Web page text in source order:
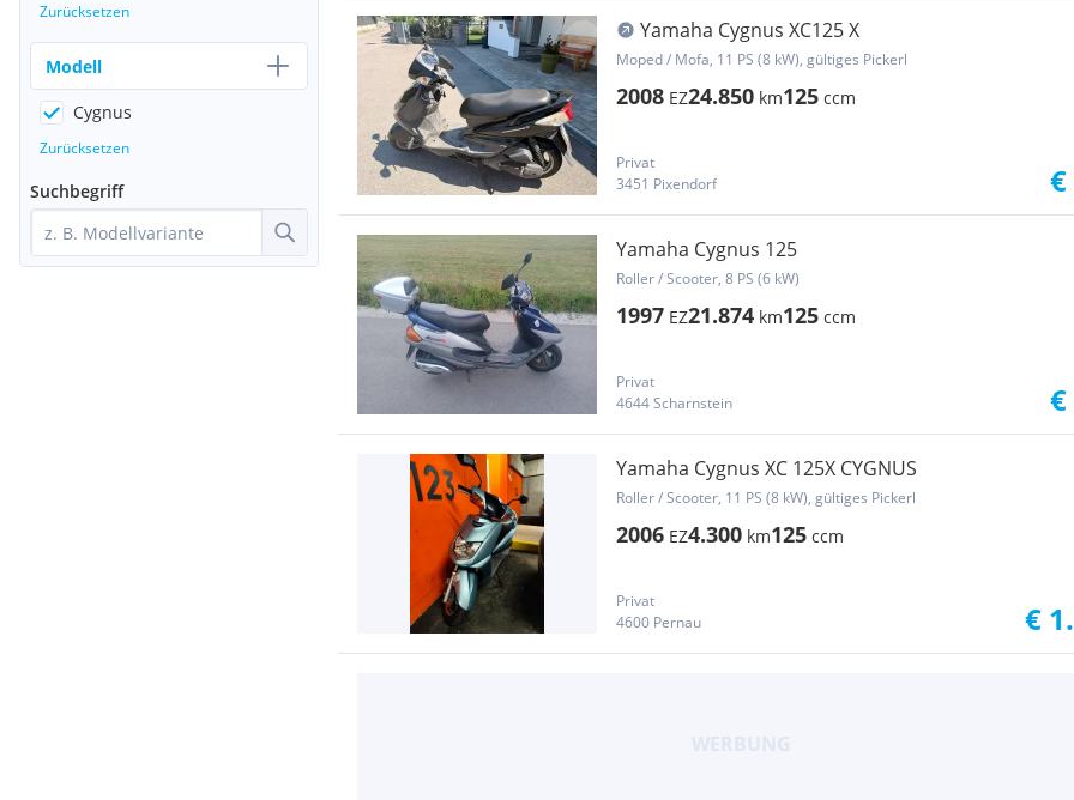
Yamaha Cygnus XC125 X
Moped / Mofa, 11 PS (8 kW), gültiges Pickerl
2008 EZ24.850 km125 ccm
Privat
3451 Pixendorf
€
Yamaha Cygnus 125
Roller / Scooter, 8 PS (6 kW)
1997 EZ21.874 km125 ccm
Privat
4644 Scharnstein
€
Yamaha Cygnus XC 125X CYGNUS
Roller / Scooter, 11 PS (8 kW), gültiges Pickerl
2006 EZ4.300 km125 ccm
Privat
4600 Pernau
€
Zurücksetzen
Modell
Cygnus
Zurücksetzen
Suchbegriff